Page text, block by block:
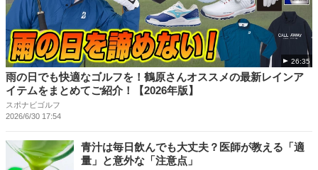
26:35
雨の日でも快適なゴルフを！鶴原さんオススメの最新レインア
イテムをまとめてご紹介！【2026年版】
スポナビゴルフ
2026/6/30 17:54
青汁は毎日飲んでも大丈夫？医師が教える「適
量」と意外な「注意点」